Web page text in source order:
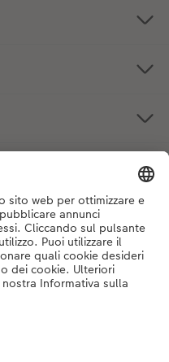
non esitare a contattarci dal
(esclusi i giorni festivi) al
alla domenica, dalle 9:00 alle
escluse)
IT